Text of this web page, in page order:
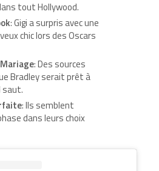
tout Hollywood.
: Gigi a surpris avec une
chic lors des Oscars
: Des sources
Bradley serait prêt à
saut.
: Ils semblent
dans leurs choix